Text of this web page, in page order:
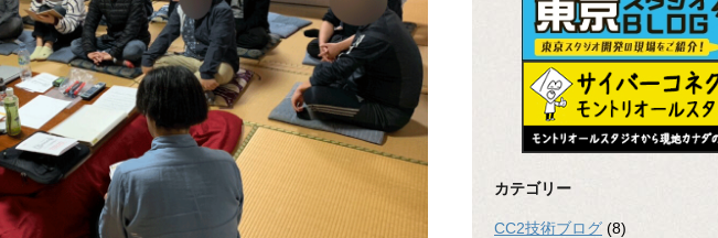
カテゴリー
CC2技術ブログ (8)